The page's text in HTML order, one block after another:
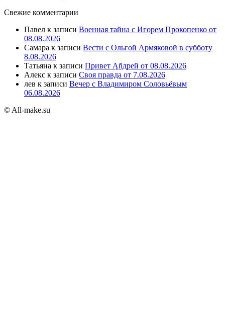
Свежие комментарии
Павел к записи Военная тайна с Игорем Прокопенко от
08.08.2026
Самара к записи Вести с Ольгой Армяковой в субботу
8.08.2026
Татьяна к записи Привет Ąñдpей от 08.08.2026
Алекс к записи Своя правда от 7.08.2026
лев к записи Вечер с Владимиром Соловьёвым
06.08.2026
© All-make.su